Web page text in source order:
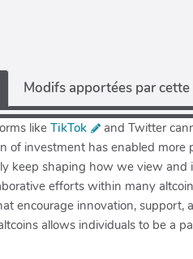
Modifs apportées par